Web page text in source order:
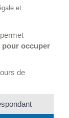
et
pour occuper
de